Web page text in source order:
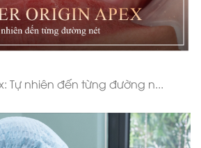
Tự nhiên đến từng đường n...